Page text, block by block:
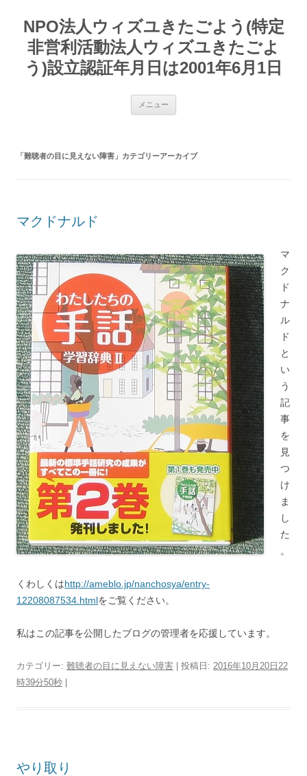
テ
ンNPO法人ウィズユきたごよう(特定
非営利活動法人ウィズユきたごよ
う)設立認証年月日は2001年6月1日
メニュー
「難聴者の目に見えない障害 」カテゴリーアーカイブ
マクドナルド
マ
ク
ド
ナ
ル
ド
と
い
う
記
事
を
見
つ
け
ま
し
た
。
くわしくはhttp://ameblo.jp/nanchosya/entry-
12208087534.htmlをご覧ください。
私はこの記事を公開したブログの管理者を応援しています。
カテゴリー: 難聴者の目に見えない障害 | 投稿日: 2016年10月20日22
時39分50秒
やり取り